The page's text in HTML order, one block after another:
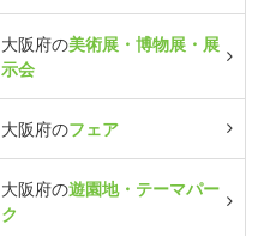
大阪府の美術展・博物展・展
示会
大阪府のフェア
大阪府の遊園地・テーマパー
ク